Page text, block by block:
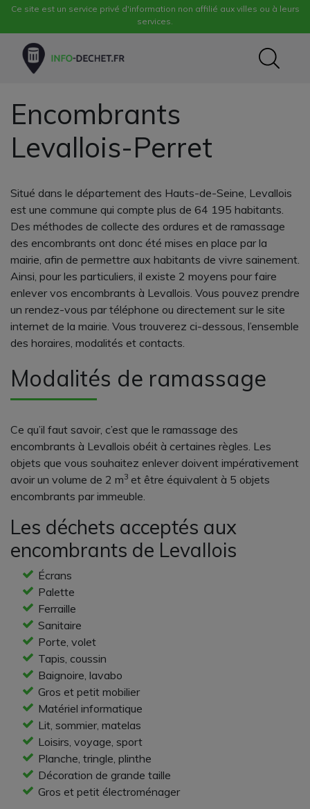
Ce site est un service privé d'information non affilié aux villes ou à leurs
services.
Encombrants
Levallois-Perret
Situé dans le département des Hauts-de-Seine, Levallois
est une commune qui compte plus de 64 195 habitants.
Des méthodes de collecte des ordures et de ramassage
des encombrants ont donc été mises en place par la
mairie, afin de permettre aux habitants de vivre sainement.
Ainsi, pour les particuliers, il existe 2 moyens pour faire
enlever vos encombrants à Levallois. Vous pouvez prendre
un rendez-vous par téléphone ou directement sur le site
internet de la mairie. Vous trouverez ci-dessous, l’ensemble
des horaires, modalités et contacts.
Modalités de ramassage
Ce qu’il faut savoir, c’est que le ramassage des
encombrants à Levallois obéit à certaines règles. Les
objets que vous souhaitez enlever doivent impérativement
avoir un volume de 2 m3 et être équivalent à 5 objets
encombrants par immeuble.
Les déchets acceptés aux
encombrants de Levallois
Écrans
Palette
Ferraille
Sanitaire
Porte, volet
Tapis, coussin
Baignoire, lavabo
Gros et petit mobilier
Matériel informatique
Lit, sommier, matelas
Loisirs, voyage, sport
Planche, tringle, plinthe
Décoration de grande taille
Gros et petit électroménager